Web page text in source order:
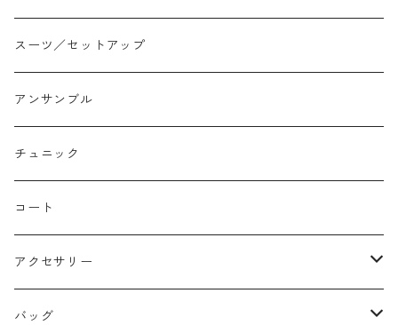
イージーパンツ/履き込み
コクーン/バレル/カーブ
ストレート
プリント柄
チェック
リバーシブル
バルーン
ノースリーブ
ジャンスカ
サロペット オールインワン
スーツ／セットアップ
アンサンブル
チュニック
コート
アクセサリー
ネックレス
バッグ